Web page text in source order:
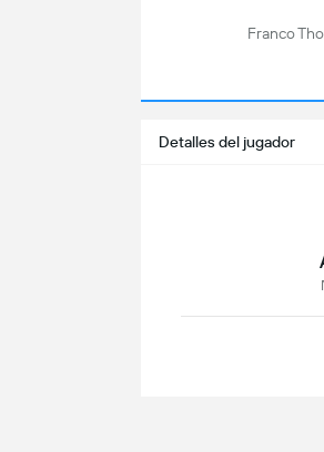
Franco
Detalles del jugador